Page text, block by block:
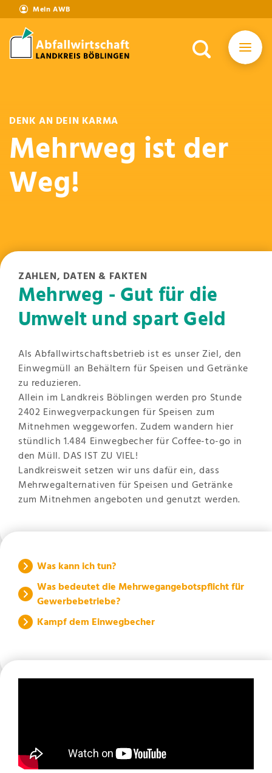
Mein AWB
DENK AN DEIN KARMA
Mehrweg ist der
Weg!
ZAHLEN, DATEN & FAKTEN
Mehrweg - Gut für die
Umwelt und spart Geld
Als Abfallwirtschaftsbetrieb ist es unser Ziel, den
Einwegmüll an Behältern für Speisen und Getränke
zu reduzieren.
Allein im Landkreis Böblingen werden pro Stunde
2402 Einwegverpackungen für Speisen zum
Mitnehmen weggeworfen. Zudem wandern hier
stündlich 1.484 Einwegbecher für Coffee-to-go in
den Müll. DAS IST ZU VIEL!
Landkreisweit setzen wir uns dafür ein, dass
Mehrwegalternativen für Speisen und Getränke
zum Mitnehmen angeboten und genutzt werden.
Was kann ich tun?
Was bedeutet die Mehrwegangebotspflicht für
Gewerbebetriebe?
Kampf dem Einwegbecher